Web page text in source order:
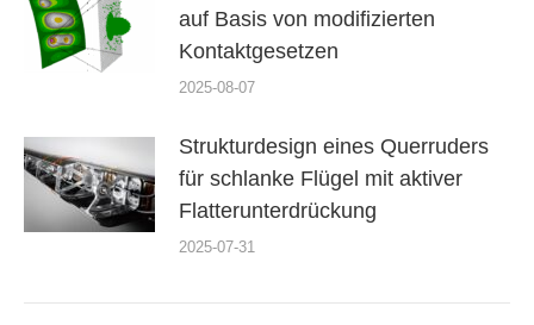
auf Basis von modifizierten
Kontaktgesetzen
2025-08-07
Strukturdesign eines Querruders
für schlanke Flügel mit aktiver
Flatterunterdrückung
2025-07-31